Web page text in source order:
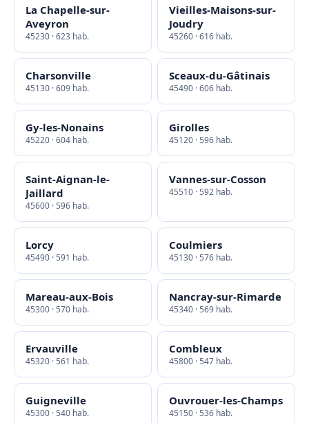
La Chapelle-sur-
Aveyron
45230 · 623 hab.
Vieilles-Maisons-sur-
Joudry
45260 · 616 hab.
Charsonville
45130 · 609 hab.
Sceaux-du-Gâtinais
45490 · 606 hab.
Gy-les-Nonains
45220 · 604 hab.
Girolles
45120 · 596 hab.
Saint-Aignan-le-
Jaillard
45600 · 596 hab.
Vannes-sur-Cosson
45510 · 592 hab.
Lorcy
45490 · 591 hab.
Coulmiers
45130 · 576 hab.
Mareau-aux-Bois
45300 · 570 hab.
Nancray-sur-Rimarde
45340 · 569 hab.
Ervauville
45320 · 561 hab.
Combleux
45800 · 547 hab.
Guigneville
45300 · 540 hab.
Ouvrouer-les-Champs
45150 · 536 hab.